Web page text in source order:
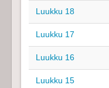
Luukku 18
Luukku 17
Luukku 16
Luukku 15